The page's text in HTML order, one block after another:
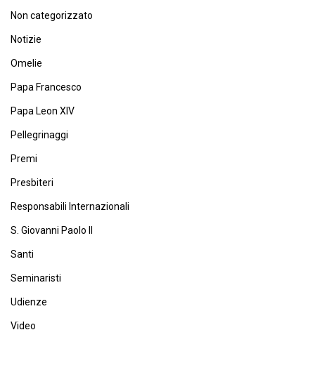
Non categorizzato
Notizie
Omelie
Papa Francesco
Papa Leon XIV
Pellegrinaggi
Premi
Presbiteri
Responsabili Internazionali
S. Giovanni Paolo II
Santi
Seminaristi
Udienze
Video